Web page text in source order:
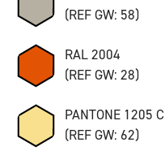
(REF GW: 58)
RAL 2004
(REF GW: 28)
PANTONE 1205 C
(REF GW: 62)